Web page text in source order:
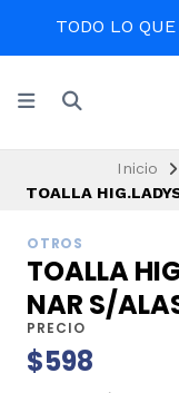
TODO LO
Inicio
TOALLA
OTROS
TOALLA
NAR S/
PRECIO
$598